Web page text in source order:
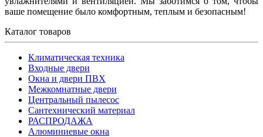
ваше помещение было комфортным, теплым и безопасным!
Каталог товаров
Климатическая техника
Входные двери
Окна и двери ПВХ
Межкомнатные двери
Центральный пылесос
Сантехнический материал
РАСПРОДАЖА
Алюминиевые окна